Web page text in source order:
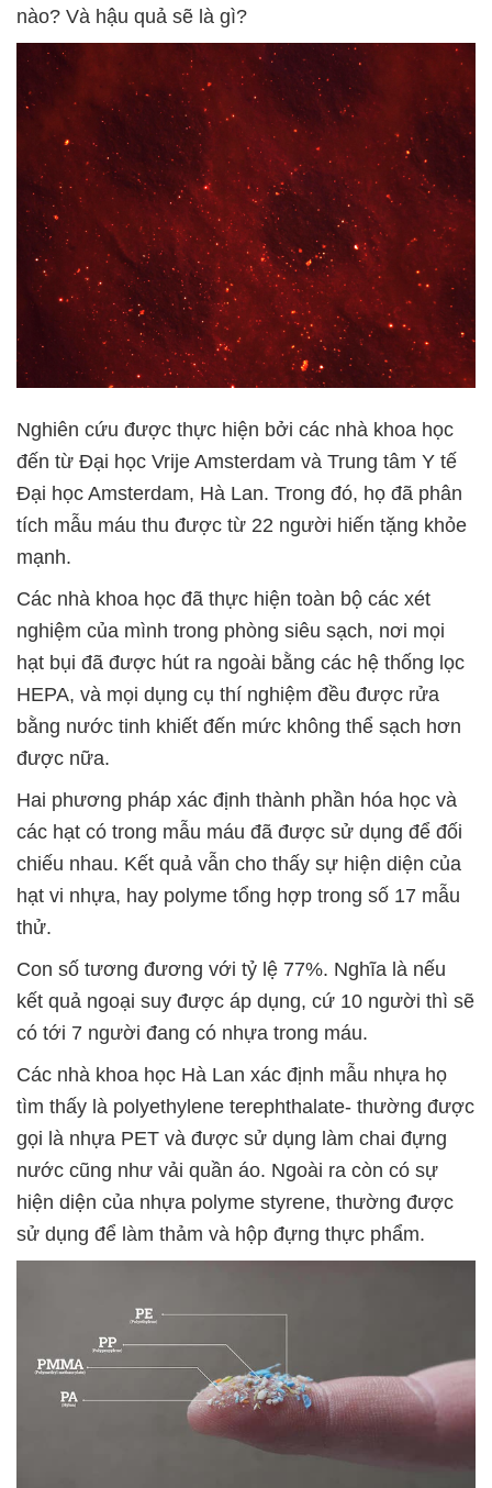
nào? Và hậu quả sẽ là gì?
Nghiên cứu được thực hiện bởi các nhà khoa học
đến từ Đại học Vrije Amsterdam và Trung tâm Y tế
Đại học Amsterdam, Hà Lan. Trong đó, họ đã phân
tích mẫu máu thu được từ 22 người hiến tặng khỏe
mạnh.
Các nhà khoa học đã thực hiện toàn bộ các xét
nghiệm của mình trong phòng siêu sạch, nơi mọi
hạt bụi đã được hút ra ngoài bằng các hệ thống lọc
HEPA, và mọi dụng cụ thí nghiệm đều được rửa
bằng nước tinh khiết đến mức không thể sạch hơn
được nữa.
Hai phương pháp xác định thành phần hóa học và
các hạt có trong mẫu máu đã được sử dụng để đối
chiếu nhau. Kết quả vẫn cho thấy sự hiện diện của
hạt vi nhựa, hay polyme tổng hợp trong số 17 mẫu
thử.
Con số tương đương với tỷ lệ 77%. Nghĩa là nếu
kết quả ngoại suy được áp dụng, cứ 10 người thì sẽ
có tới 7 người đang có nhựa trong máu.
Các nhà khoa học Hà Lan xác định mẫu nhựa họ
tìm thấy là polyethylene terephthalate- thường được
gọi là nhựa PET và được sử dụng làm chai đựng
nước cũng như vải quần áo. Ngoài ra còn có sự
hiện diện của nhựa polyme styrene, thường được
sử dụng để làm thảm và hộp đựng thực phẩm.